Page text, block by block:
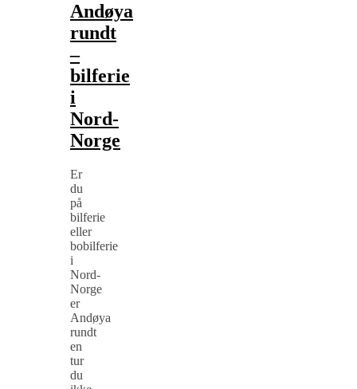
Andøya
rundt
–
bilferie
i
Nord-
Norge
Er
du
på
bilferie
eller
bobilferie
i
Nord-
Norge
er
Andøya
rundt
en
tur
du